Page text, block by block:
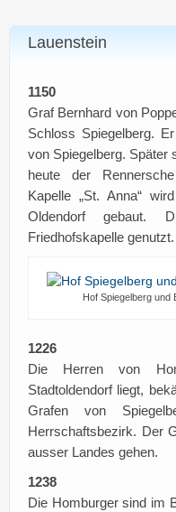
Lauenstein
1150
Graf Bernhard von
Schloss Spiegelberg.
von Spiegelberg. Später
heute der
Kapelle „St. Anna“
Oldendorf gebaut.
Friedhofskapelle genutzt.
Hof Spiegelberg und
1226
Die Herren von
Stadtoldendorf liegt,
Grafen von
Herrschaftsbezirk. Der
ausser Landes gehen.
1238
Die Homburger sind im